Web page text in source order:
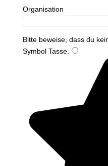
Organisation
Bitte beweise, dass du
SymbolTasse.